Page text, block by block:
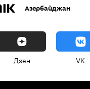
Азербайджан
Дзен VK